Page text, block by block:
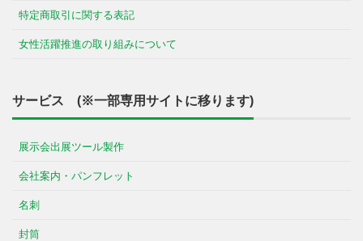
特定商取引に関する表記
女性活躍推進の取り組みについて
サービス (※一部専用サイトに移ります)
展示会出展ツール製作
会社案内・パンフレット
名刺
封筒